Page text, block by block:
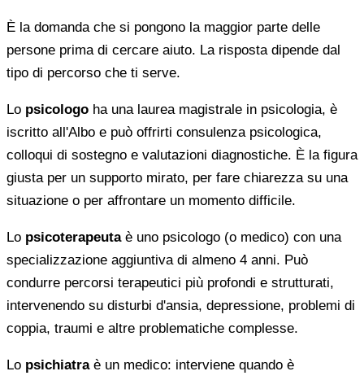
È la domanda che si pongono la maggior parte delle
persone prima di cercare aiuto. La risposta dipende dal
tipo di percorso che ti serve.
Lo psicologo ha una laurea magistrale in psicologia, è
iscritto all'Albo e può offrirti consulenza psicologica,
colloqui di sostegno e valutazioni diagnostiche. È la figura
giusta per un supporto mirato, per fare chiarezza su una
situazione o per affrontare un momento difficile.
Lo psicoterapeutaè uno psicologo (o medico) con una
specializzazione aggiuntiva di almeno 4 anni. Può
condurre percorsi terapeutici più profondi e strutturati,
intervenendo su disturbi d'ansia, depressione, problemi di
coppia, traumi e altre problematiche complesse.
Lo psichiatraè un medico: interviene quando è